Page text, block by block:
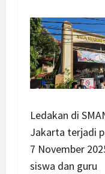
Ledakan di
Jakarta terjadi
7 November
siswa dan guru